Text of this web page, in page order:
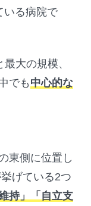
いる病院で
大の規模、
でも 中心的な
東側に位置し
げている2つ
持」「自立支